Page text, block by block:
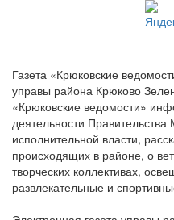
Газета «Крюковские
управы района Крюково
«Крюковские ведомости»
деятельности
исполнительной власти,
происходящих в районе, о
творческих коллективах,
развлекательные и